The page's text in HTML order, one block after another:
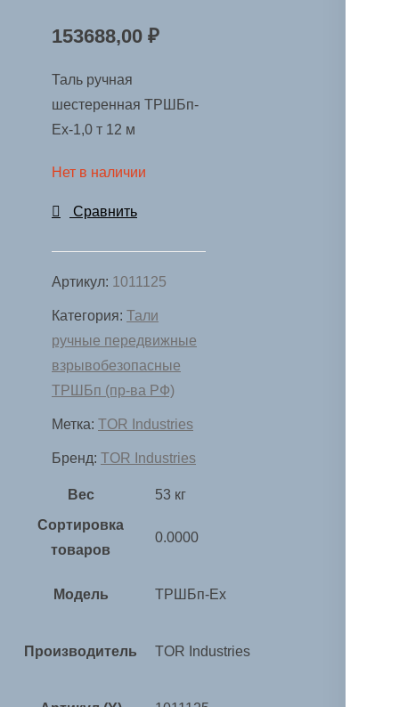
153688,00 ₽
Таль ручная
шестеренная ТРШБп-
Ех-1,0 т 12 м
Нет в наличии
Сравнить
Артикул: 1011125
Категория: Тали
ручные передвижные
взрывобезопасные
ТРШБп (пр-ва РФ)
Метка: TOR Industries
Бренд: TOR Industries
Вес
53 кг
Сортировка
товаров
0.0000
Модель ТРШБп-Ех
Производитель TOR Industries